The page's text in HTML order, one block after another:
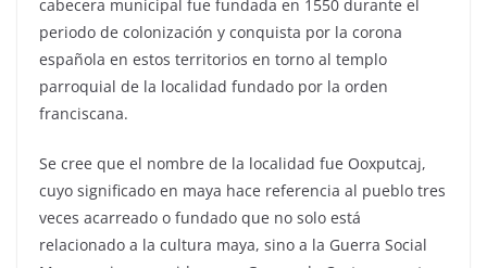
cabecera municipal fue fundada en 1550 durante el
periodo de colonización y conquista por la corona
española en estos territorios en torno al templo
parroquial de la localidad fundado por la orden
franciscana.
Se cree que el nombre de la localidad fue Ooxputcaj,
cuyo significado en maya hace referencia al pueblo tres
veces acarreado o fundado que no solo está
relacionado a la cultura maya, sino a la Guerra Social